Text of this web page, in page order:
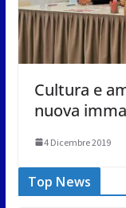
Cultura e
nuova
4 Dicembre 2019
Top News